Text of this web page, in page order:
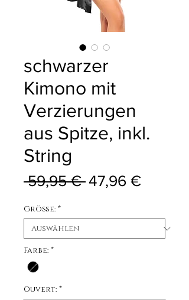
schwarzer
Kimono mit
Verzierungen
aus Spitze, inkl.
String
59,95 € Standardpreis
47,96 €Sale-
Größe: *
Farbe: *
Ouvert: *